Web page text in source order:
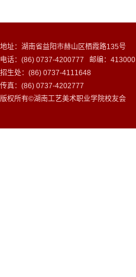
地址：湖南省益阳市赫山区栖霞路135号
电话：(86) 0737-4200777 邮编：413000
招生处：(86) 0737-4111648
传真：(86) 0737-4202777
版权所有©湖南工艺美术职业学院校友会